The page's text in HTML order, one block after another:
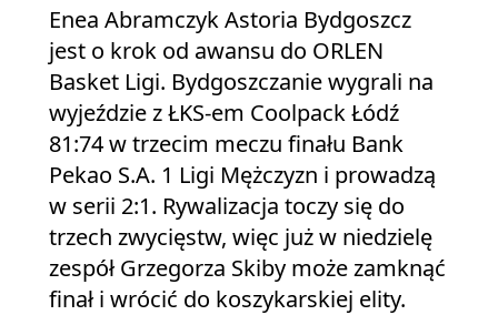
Enea Abramczyk Astoria Bydgoszcz
jest o krok od awansu do ORLEN
Basket Ligi. Bydgoszczanie wygrali na
wyjeździe z ŁKS-em Coolpack Łódź
81:74 w trzecim meczu finału Bank
Pekao S.A. 1 Ligi Mężczyzn i prowadzą
w serii 2:1. Rywalizacja toczy się do
trzech zwycięstw, więc już w niedzielę
zespół Grzegorza Skiby może zamknąć
finał i wrócić do koszykarskiej elity.